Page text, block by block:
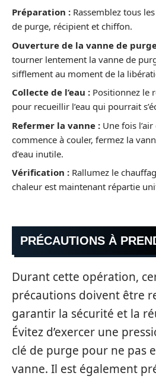
Préparation : Rassemblez tous
de purge, récipient et chiffon.
Ouverture de la vanne de
tourner lentement la vanne de
sifflement au moment de la
Collecte de l’eau : Positionnez le
pour recueillir l’eau qui pourrait
Refermer la vanne : Une fois
commence à couler, fermez la
d’eau inutile.
Vérification : Rallumez le
chaleur est maintenant répartie
PRÉCAUTIONS À
Durant cette opération,
précautions doivent être
garantir la sécurité et la
Évitez d’exercer une
clé de purge pour ne pas
vanne. Il est également